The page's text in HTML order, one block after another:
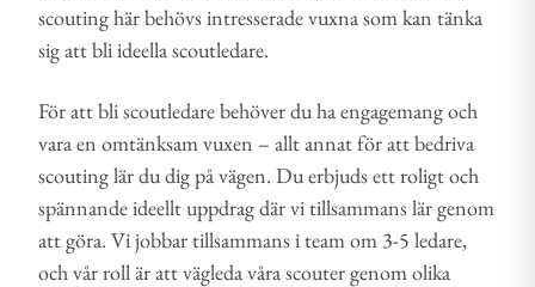
scouting här behövs intresserade vuxna som kan tänka
sig att bli ideella scoutledare.
För att bli scoutledare behöver du ha engagemang och
vara en omtänksam vuxen – allt annat för att bedriva
scouting lär du dig på vägen. Du erbjuds ett roligt och
spännande ideellt uppdrag där vi tillsammans lär genom
att göra. Vi jobbar tillsammans i team om 3-5 ledare,
och vår roll är att vägleda våra scouter genom olika